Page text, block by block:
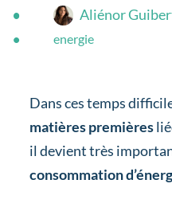
Aliénor
energie
Dans ces temps
matières premières
il devient très
consommation